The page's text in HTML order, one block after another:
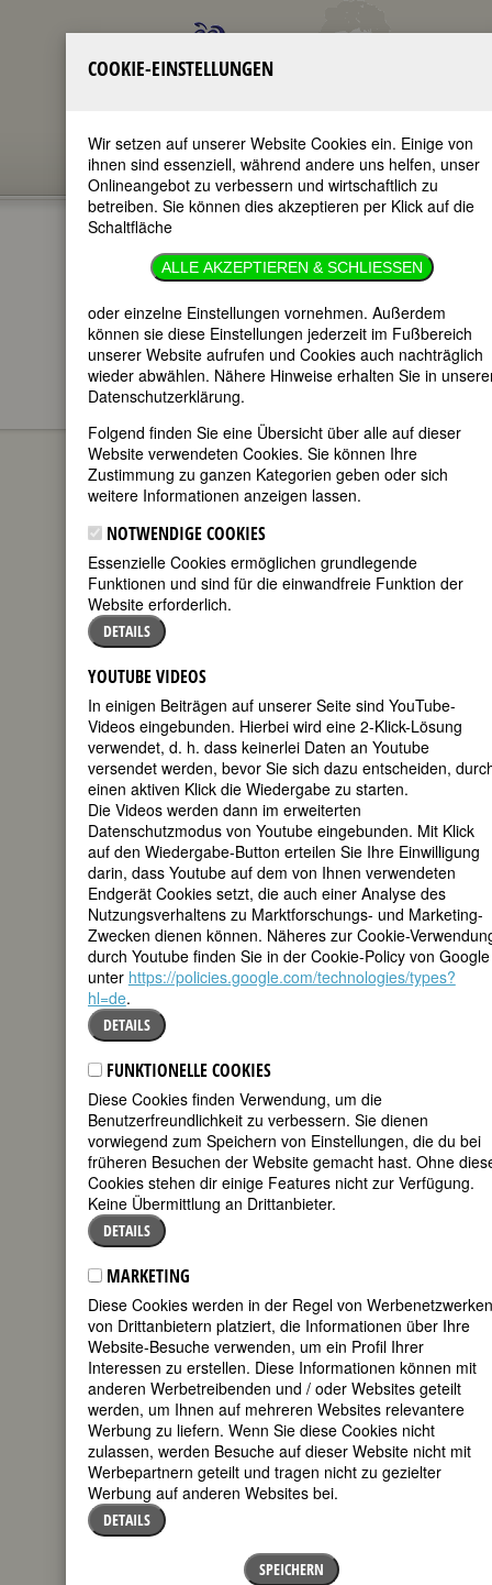
LUISE HENSEL
im ganzen Text
nur in Titeln
BIOGRAPHIEN Luise Hensel
(Luise Maria
Hensel)
geboren am
30. März 1798
in Linum bei
Fehrbellin,
Brandenburg
gestorben am
18. Dezember
1876 in
deutsche Dichterin und Wohltäterin
225. Geburtstag am 30. März 2023
Biografie •Zitate •Weblinks•Literatur &
Quellen
BIOGRAFIE
teilen
tweet
nicht durch ihr
Gesamtwerk,
sondern in erster
Linie durch ihr
Gebet ›Müde bin
ich, geh zur
das Gedicht ist
bekannt, nicht die
Autorin.
(Stambolis
1999:7)
Luise Hensel schrieb das “als Beispiel
eines kindlichen Gottvertrauens
volkstümlich-populäre Kindergebet”
(Stambolis) 1816, mit 18 Jahren, in ihrer
COOKIE-EINSTELLUNGEN
Wir setzen auf unserer Website Cookies ein. Einige von
ihnen sind essenziell, während andere uns helfen, unser
Onlineangebot zu verbessern und wirtschaftlich zu
betreiben. Sie können dies akzeptieren per Klick auf die
Schaltfläche
ALLE AKZEPTIEREN & SCHLIESSEN
oder einzelne Einstellungen vornehmen. Außerdem
können sie diese Einstellungen jederzeit im Fußbereich
unserer Website aufrufen und Cookies auch nachträglich
wieder abwählen. Nähere Hinweise erhalten Sie in
Datenschutzerklärung.
Folgend finden Sie eine Übersicht über alle auf dieser
Website verwendeten Cookies. Sie können Ihre
Zustimmung zu ganzen Kategorien geben oder sich
weitere Informationen anzeigen lassen.
NOTWENDIGE COOKIES
Essenzielle Cookies ermöglichen grundlegende
Funktionen und sind für die einwandfreie Funktion der
Website erforderlich.
DETAILS
YOUTUBE VIDEOS
In einigen Beiträgen auf unserer Seite sind YouTube-
Videos eingebunden. Hierbei wird eine 2-Klick-Lösung
verwendet, d. h. dass keinerlei Daten an Youtube
versendet werden, bevor Sie sich dazu entscheiden,
einen aktiven Klick die Wiedergabe zu starten.
Die Videos werden dann im erweiterten
Datenschutzmodus von Youtube eingebunden. Mit Klick
auf den Wiedergabe-Button erteilen Sie Ihre Einwilligung
darin, dass Youtube auf dem von Ihnen verwendeten
Endgerät Cookies setzt, die auch einer Analyse des
Nutzungsverhaltens zu Marktforschungs- und Marketing-
Zwecken dienen können. Näheres zur Cookie-
durch Youtube finden Sie in der Cookie-Policy von Google
unter https://policies.google.com/technologies/types?
hl=de.
DETAILS
FUNKTIONELLE COOKIES
Diese Cookies finden Verwendung, um die
Benutzerfreundlichkeit zu verbessern. Sie dienen
vorwiegend zum Speichern von Einstellungen, die du bei
früheren Besuchen der Website gemacht hast. Ohne
Cookies stehen dir einige Features nicht zur Verfügung.
Keine Übermittlung an Drittanbieter.
DETAILS
MARKETING
Diese Cookies werden in der Regel von Werbenetzwerken
von Drittanbietern platziert, die Informationen über Ihre
Website-Besuche verwenden, um ein Profil Ihrer
Interessen zu erstellen. Diese Informationen können mit
anderen Werbetreibenden und / oder Websites geteilt
werden, um Ihnen auf mehreren Websites relevantere
Werbung zu liefern. Wenn Sie diese Cookies nicht
zulassen, werden Besuche auf dieser Website nicht mit
Werbepartnern geteilt und tragen nicht zu gezielter
Werbung auf anderen Websites bei.
DETAILS
SPEICHERN